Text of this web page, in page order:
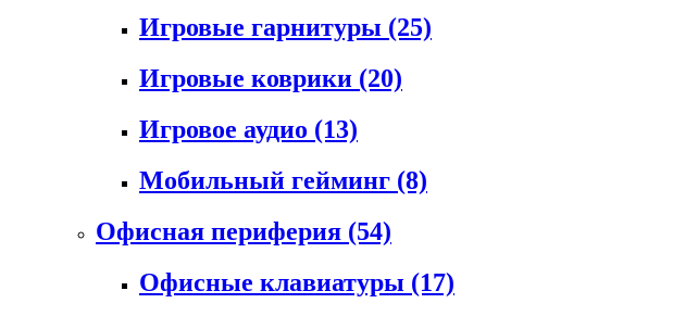
Игровые гарнитуры (25)
Игровые коврики (20)
Игровое аудио (13)
Мобильный гейминг (8)
Офисная периферия (54)
Офисные клавиатуры (17)